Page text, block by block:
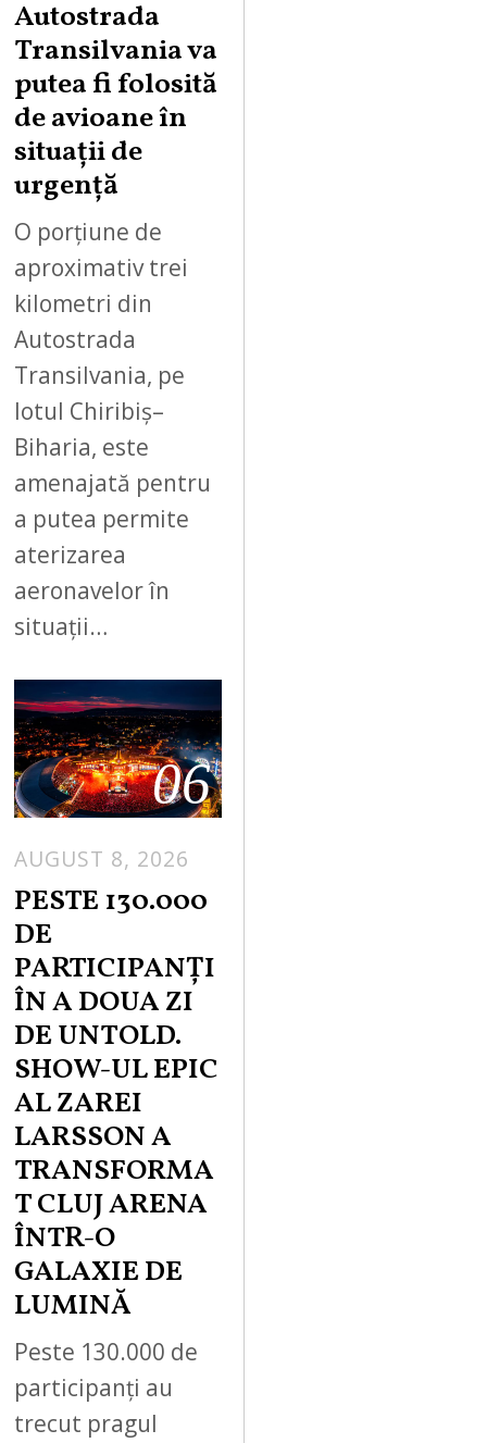
T
8
Autostrada
Transilvania va
putea fi folosită
de avioane în
situații de
urgență
O porțiune de
aproximativ trei
kilometri din
Autostrada
Transilvania, pe
lotul Chiribiș–
Biharia, este
amenajată pentru
a putea permite
aterizarea
aeronavelor în
situații…
06
AUGUST 8, 2026
PESTE 130.000
DE
PARTICIPANȚI
ÎN A DOUA ZI
DE UNTOLD.
SHOW-UL EPIC
AL ZAREI
LARSSON A
TRANSFORMA
T CLUJ ARENA
ÎNTR-O
GALAXIE DE
LUMINĂ
Peste 130.000 de
participanți au
trecut pragul